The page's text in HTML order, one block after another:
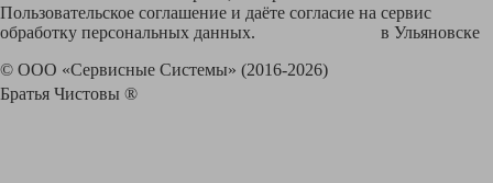
Пользовательское соглашение и даёте согласие на
обработку персональных данных.
© ООО «Сервисные Системы» (2016-2026)
Братья Чистовы ®
сервис
в Ульяновске